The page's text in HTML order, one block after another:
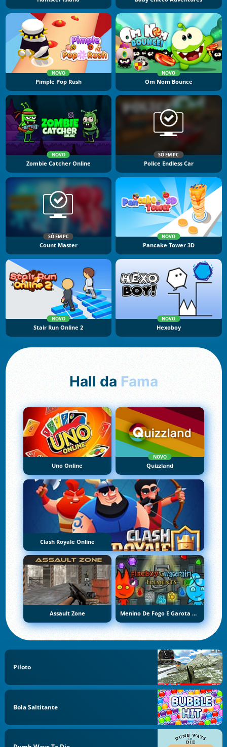
NOVO
Pimple Pop Rush
NOVO
Om Nom Bounce
NOVO
Zombie Catcher Online
SÓ EM PC
Police Endless Car
SÓ EM PC
Count Master
NOVO
Pancake Tower 3D
NOVO
Stair Run Online 2
NOVO
Hexoboy
Hall da Fama
Uno Online
NOVO
Quizzland
Clash Royale Online
Assault Zone Menino De Fogo E Garota De Água 5: Elementos
Piloto
Bola Saltitante